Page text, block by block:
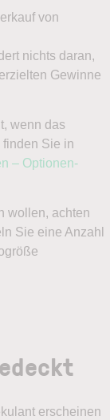
von
nichts daran,
Gewinne
wenn das
finden Sie in
– Optionen-
wollen, achten
Sie eine Anzahl
erscheinen